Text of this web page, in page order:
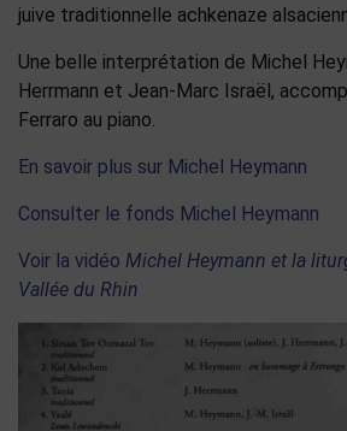
juive traditionnelle achkenaze
Une belle interprétation de Michel
Herrmann et Jean-Marc Israël,
Ferraro au piano.
En savoir plus sur Michel Heymann
Consulter le fonds Michel Heymann
Voir la vidéo Michel Heymann et la
Vallée du Rhin